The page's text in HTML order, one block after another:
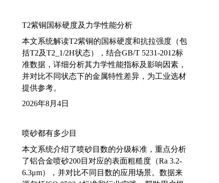
T2紫铜国标硬度及力学性能分析
本文系统解读T2紫铜的国标硬度和抗拉强度（包
括T2及T2_1/2H状态），结合GB/T 5231-2012标
准数据，详细分析其力学性能指标及影响因素，
并对比不同状态下的金属特性差异，为工业选材
提供参考。
2026年8月4日
喷砂都有多少目
本文系统介绍了喷砂目数的分级标准，重点分析
了铝合金喷砂200目对应的表面粗糙度（Ra 3.2-
6.3μm），并对比不同目数的应用场景。数据来